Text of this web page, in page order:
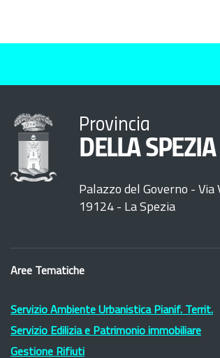
Provincia
DELLA SPEZIA
Palazzo del Governo - Via
19124 - La Spezia
Aree Tematiche
Servizio Ambiente Urbanistica Pianif. Territ.
Servizio Edilizia e Patrimonio immobiliare
Gestione Rifiuti